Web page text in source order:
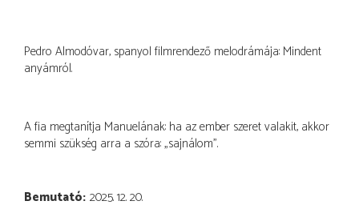
Pedro Almodóvar, spanyol filmrendező melodrámája: Mindent
anyámról.
A fia megtanítja Manuelának: ha az ember szeret valakit, akkor
semmi szükség arra a szóra: „sajnálom”.
Bemutató 2025. 12. 20.